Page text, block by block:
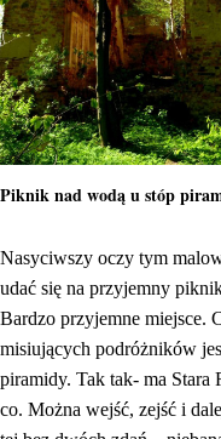
Piknik nad wodą u stóp
Nasyciwszy oczy tym
udać się na przyjemny
Bardzo przyjemne miejsce.
misiujących podróżników
piramidy. Tak tak- ma Stara
co. Można wejść, zejść i